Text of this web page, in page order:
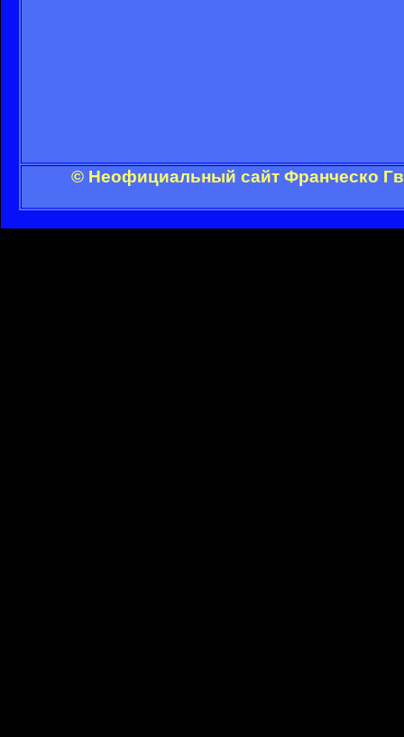
© Неофициальный сайт Франческо